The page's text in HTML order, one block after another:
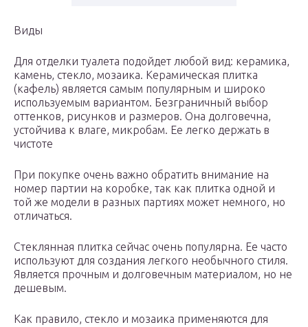
Виды
Для отделки туалета подойдет любой вид: керамика,
камень, стекло, мозаика. Керамическая плитка
(кафель) является самым популярным и широко
используемым вариантом. Безграничный выбор
оттенков, рисунков и размеров. Она долговечна,
устойчива к влаге, микробам. Ее легко держать в
чистоте
При покупке очень важно обратить внимание на
номер партии на коробке, так как плитка одной и
той же модели в разных партиях может немного, но
отличаться.
Стеклянная плитка сейчас очень популярна. Ее часто
используют для создания легкого необычного стиля.
Является прочным и долговечным материалом, но не
дешевым.
Как правило, стекло и мозаика применяются для